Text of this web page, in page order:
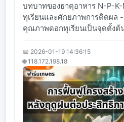
บทบาทของธาตุอาหาร N-P-
ทุเรียนและศักยภาพการติดผล
คุณภาพดอกทุเรียนเป็นจุดตั้งต้
📅 2026-01-19 14:36:15
🌐 118.172.198.18